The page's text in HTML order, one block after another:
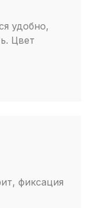
удобно,
Цвет
фиксация